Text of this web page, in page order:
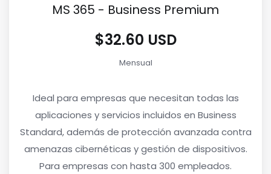
MS 365 - Business Premium
$32.60 USD
Mensual
Ideal para empresas que necesitan todas las
aplicaciones y servicios incluidos en Business
Standard, además de protección avanzada contra
amenazas cibernéticas y gestión de dispositivos.
Para empresas con hasta 300 empleados.